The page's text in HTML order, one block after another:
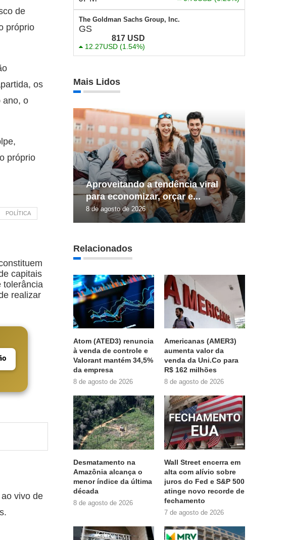
de
próprio
os
ano, o
próprio
POLÍTICA
capitais
tolerância
realizar
vivo de
The Goldman Sachs Group, Inc.
GS
817 USD
12.27USD (1.54%)
Mais Lidos
Aproveitando a tendência viral
para economizar, orçar e...
8 de agosto de 2026
Relacionados
Atom (ATED3) renuncia
à venda de controle e
Valorant mantém 34,5%
da empresa
8 de agosto de 2026
Americanas (AMER3)
aumenta valor da
venda da Uni.Co para
R$ 162 milhões
8 de agosto de 2026
Desmatamento na
Amazônia alcança o
menor índice da última
década
8 de agosto de 2026
Wall Street encerra em
alta com alívio sobre
juros do Fed e S&P 500
atinge novo recorde de
fechamento
7 de agosto de 2026